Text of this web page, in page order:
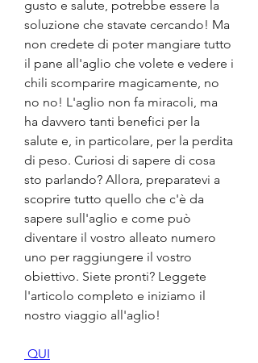
gusto e salute, potrebbe essere la
soluzione che stavate cercando! Ma
non credete di poter mangiare tutto
il pane all'aglio che volete e vedere i
chili scomparire magicamente, no
no no! L'aglio non fa miracoli, ma
ha davvero tanti benefici per la
salute e, in particolare, per la perdita
di peso. Curiosi di sapere di cosa
sto parlando? Allora, preparatevi a
scoprire tutto quello che c'è da
sapere sull'aglio e come può
diventare il vostro alleato numero
uno per raggiungere il vostro
obiettivo. Siete pronti? Leggete
l'articolo completo e iniziamo il
nostro viaggio all'aglio!
QUI